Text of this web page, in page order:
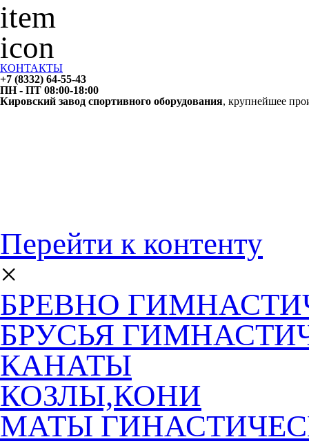
КОНТАКТЫ
+7 (8332) 64-55-43
ПН - ПТ 08:00-18:00
Кировский завод спортивного оборудования, крупнейшее
Перейти к контенту
×
БРЕВНО
БРУСЬЯ
КАНАТЫ
КОЗЛЫ,КОНИ
МАТЫ